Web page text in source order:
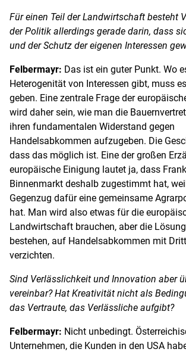
Für einen Teil der Landwirtschaft besteht
der Politik allerdings gerade darin, dass
und der Schutz der eigenen Interessen
Felbermayr: Das ist ein guter Punkt. Wo
Heterogenität von Interessen gibt, muss
geben. Eine zentrale Frage der
wird daher sein, wie man die
ihren fundamentalen Widerstand gegen
Handelsabkommen aufzugeben. Die
dass das möglich ist. Eine der großen
europäische Einigung lautet ja, dass
Binnenmarkt deshalb zugestimmt hat,
Gegenzug dafür eine gemeinsame
hat. Man wird also etwas für die
Landwirtschaft brauchen, aber die
bestehen, auf Handelsabkommen mit
verzichten.
Sind Verlässlichkeit und Innovation aber
vereinbar? Hat Kreativität nicht als
das Vertraute, das Verlässliche aufgibt?
Felbermayr: Nicht unbedingt.
Unternehmen, die Kunden in den USA